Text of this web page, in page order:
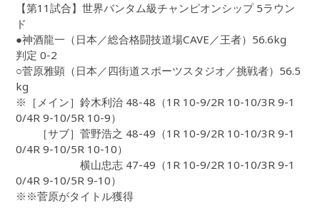
【第11試合】世界バンタム級チャンピオンシップ 5ラウン
ド
●神酒龍一（日本／総合格闘技道場CAVE／王者）56.6kg
判定 0-2
○菅原雅顕（日本／四街道スポーツスタジオ／挑戦者）56.5
kg
※［メイン］鈴木利治 48-48（1R 10-9/2R 10-10/3R 9-1
0/4R 9-10/5R 10-9）
［サブ］菅野浩之 48-49（1R 10-9/2R 10-10/3R 9-1
0/4R 9-10/5R 10-10）
横山忠志 47-49（1R 10-9/2R 10-10/3R 9-1
0/4R 9-10/5R 9-10）
※※菅原がタイトル獲得